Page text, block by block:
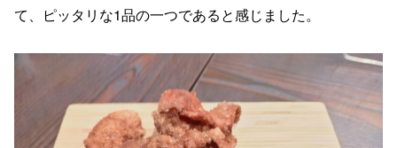
て、ピッタリな1品の一つであると感じました。